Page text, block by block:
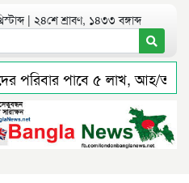
| ২৪শে শ্রাবণ, ১৪৩৩ বঙ্গাব্দ
পরিবার পাবে ৫ লাখ, আহ/তরাও
ভাবে বালু উত্তোলনের সত্যতা